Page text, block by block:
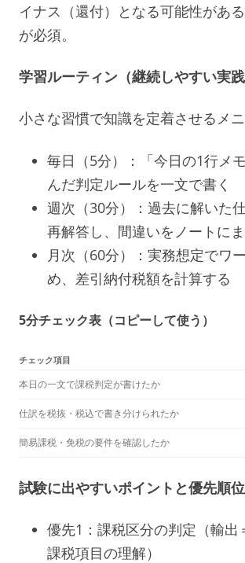
イナス（還付）となる可能性があ
が必須。
学習ルーティン（継続しやすい実践
小さな習慣で知識を定着させるメニ
毎日（5分）：「今日の1行メ
んだ判定ルールを一文で書く
週次（30分）：過去に解いた
再解答し、間違いをノートに
月次（60分）：実務想定でワ
め、差引納付税額を計算する
5分チェック表（コピーして使う）
チェック項目
本日の一文で課税判定が書けたか
仕訳を税抜・税込で書き分けられたか
簡易課税・免税の要件を確認したか
試験に出やすいポイントと優先順位
優先1：課税区分の判定（輸出
課税項目の理解）